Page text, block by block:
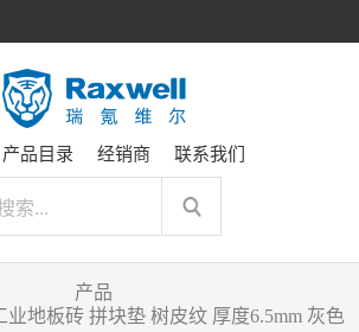
产品目录 经销商 联系我们
产品
业地板砖 拼块垫 树皮纹 厚度6.5mm 灰色